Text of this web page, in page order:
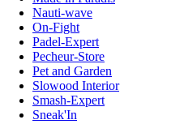
Nauti-wave
On-Fight
Padel-Expert
Pecheur-Store
Pet and Garden
Slowood Interior
Smash-Expert
Sneak'In